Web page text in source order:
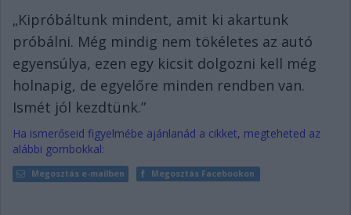
„Kipróbáltunk mindent, amit ki akartunk
próbálni. Még mindig nem tökéletes az autó
egyensúlya, ezen egy kicsit dolgozni kell még
holnapig, de egyelőre minden rendben van.
Ismét jól kezdtünk.”
Ha ismerőseid figyelmébe ajánlanád a cikket, megteheted az
alábbi gombokkal:
Megosztás e-mailben Megosztás Facebookon